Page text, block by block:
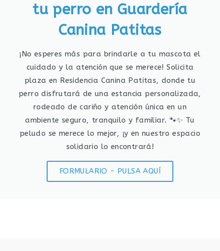
tu perro en Guardería
Canina Patitas
¡No esperes más para brindarle a tu mascota el
cuidado y la atención que se merece! Solicita
plaza en Residencia Canina Patitas, donde tu
perro disfrutará de una estancia personalizada,
rodeado de cariño y atención única en un
ambiente seguro, tranquilo y familiar. 🐾✨ Tu
peludo se merece lo mejor, ¡y en nuestro espacio
solidario lo encontrará!
FORMULARIO - PULSA AQUÍ